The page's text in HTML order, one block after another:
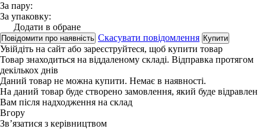
За пару:
За упаковку:
Додати в обране
Повідомити про наявність Скасувати повідомлення Купити
Увійдіть на сайт або зареєструйтеся, щоб купити товар
Товар знаходиться на віддаленому складі. Відправка протягом
декількох днів
Даний товар не можна купити. Немає в наявності.
На даний товар буде створено замовлення, який буде відравлен
Вам після надходження на склад
Вгору
Зв’язатися з керівництвом